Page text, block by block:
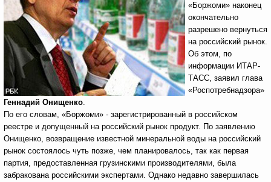
«Боржоми» наконец
окончательно
разрешено вернуться
на российский рынок.
Об этом, по
информации ИТАР-
ТАСС, заявил глава
«Роспотребнадзора»
Геннадий Онищенко.
По его словам, «Боржоми» - зарегистрированный в российском
реестре и допущенный на российский рынок продукт. По заявлению
Онищенко, возвращение известной минеральной воды на российский
рынок состоялось чуть позже, чем планировалось, так как первая
партия, предоставленная грузинскими производителями, была
забракована российскими экспертами. Однако недавно завершилась